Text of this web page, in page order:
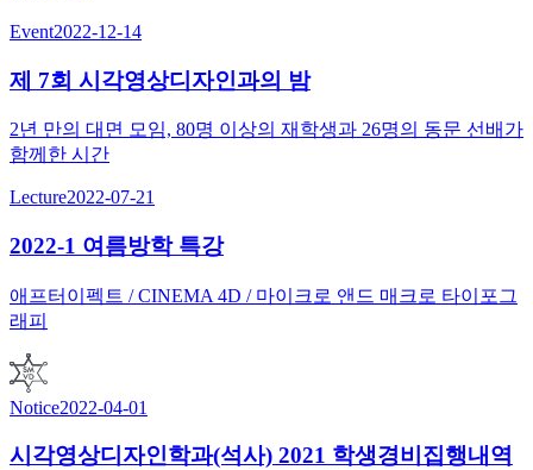
Event2022-12-14
제 7회 시각영상디자인과의 밤
2년 만의 대면 모임, 80명 이상의 재학생과 26명의 동문 선배가
함께한 시간
Lecture2022-07-21
2022-1 여름방학 특강
애프터이펙트 / CINEMA 4D / 마이크로 앤드 매크로 타이포그
래피
Notice2022-04-01
시각영상디자인학과(석사) 2021 학생경비집행내역